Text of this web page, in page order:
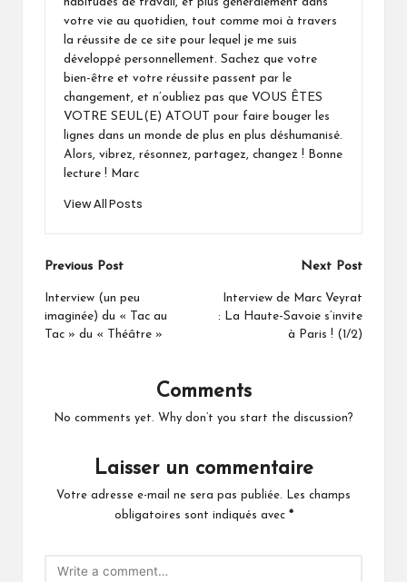
votre vie au quotidien, tout comme moi à travers
la réussite de ce site pour lequel je me suis
développé personnellement. Sachez que votre
bien-être et votre réussite passent par le
changement, et n’oubliez pas que VOUS ÊTES
VOTRE SEUL(E) ATOUT pour faire bouger les
lignes dans un monde de plus en plus déshumanisé.
Alors, vibrez, résonnez, partagez, changez ! Bonne
lecture ! Marc
View All Posts
Post
navigation
Previous Post
Interview (un peu
imaginée) du « Tac au
Tac » du « Théâtre »
Next Post
Interview de Marc Veyrat
: La Haute-Savoie s’invite
à Paris ! (1/2)
Comments
No comments yet. Why don’t you start the discussion?
Laisser un commentaire
Votre adresse e-mail ne sera pas publiée.
Les champs
obligatoires sont indiqués avec *